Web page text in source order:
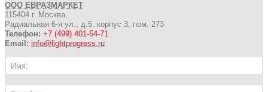
ООО ЕВРАЗМАРКЕТ
115404 г. Москва,
Радиальная 6-я ул., д.5. корпус 3, пом. 273
Телефон: +7 (499) 401-54-71
Email: info@lightprogress.ru